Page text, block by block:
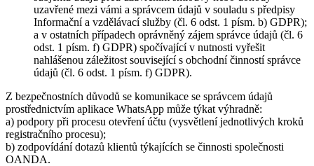
uzavřené mezi vámi a správcem údajů v souladu s předpisy
Informační a vzdělávací služby (čl. 6 odst. 1 písm. b) GDPR);
a v ostatních případech oprávněný zájem správce údajů (čl. 6
odst. 1 písm. f) GDPR) spočívající v nutnosti vyřešit
nahlášenou záležitost související s obchodní činností správce
údajů (čl. 6 odst. 1 písm. f) GDPR).
Z bezpečnostních důvodů se komunikace se správcem údajů
prostřednictvím aplikace WhatsApp může týkat výhradně:
a) podpory při procesu otevření účtu (vysvětlení jednotlivých kroků
registračního procesu);
b) zodpovídání dotazů klientů týkajících se činnosti společnosti
OANDA.